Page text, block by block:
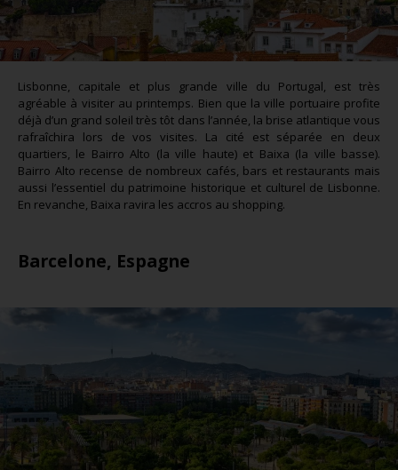
Lisbonne, capitale et plus grande ville du Portugal, est très
agréable à visiter au printemps. Bien que la ville portuaire profite
déjà d’un grand soleil très tôt dans l’année, la brise atlantique vous
rafraîchira lors de vos visites. La cité est séparée en deux
quartiers, le Bairro Alto (la ville haute) et Baixa (la ville basse).
Bairro Alto recense de nombreux cafés, bars et restaurants mais
aussi l’essentiel du patrimoine historique et culturel de Lisbonne.
En revanche, Baixa ravira les accros au shopping.
Barcelone, Espagne